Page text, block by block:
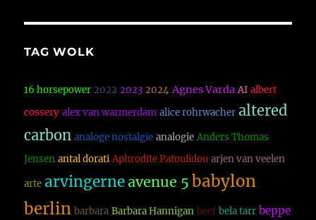
TAG WOLK
16 horsepower 2022 2023 2024 Agnes Varda AI albert
cossery alex van warmerdam alice rohrwacher altered
carbon analoge nostalgie analogie Anders Thomas
Jensen antal dorati Aphrodite Patoulidou arjen van veelen
arte arvingerne avenue 5 babylon
berlin barbara Barbara Hannigan beef bela tarr beppe